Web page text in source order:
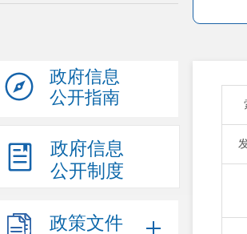
政府信息
公开指南
政府信息
公开制度
政策文件